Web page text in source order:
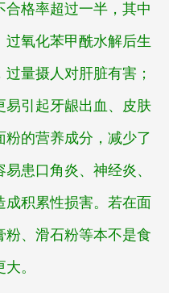
格率超过一半，其中
氧化苯甲酰水解后生
量摄人对肝脏有害；
易引起牙龈出血、皮肤
的营养成分，减少了
患口角炎、神经炎、
积累性损害。若在面
、滑石粉等本不是食
。